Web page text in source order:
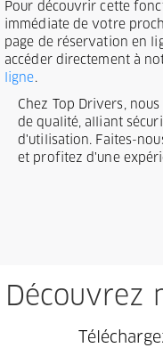
Pour découvrir cette
immédiate de votre
page de réservation en
accéder directement à
ligne.
Chez Top Drivers,
de qualité, alliant
d'utilisation. Faites-
et profitez d'une
Découvrez